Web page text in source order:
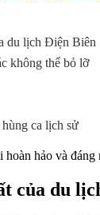
du lịch Điện Biên
không thể bỏ lỡ
ca lịch sử
hảo và
của du